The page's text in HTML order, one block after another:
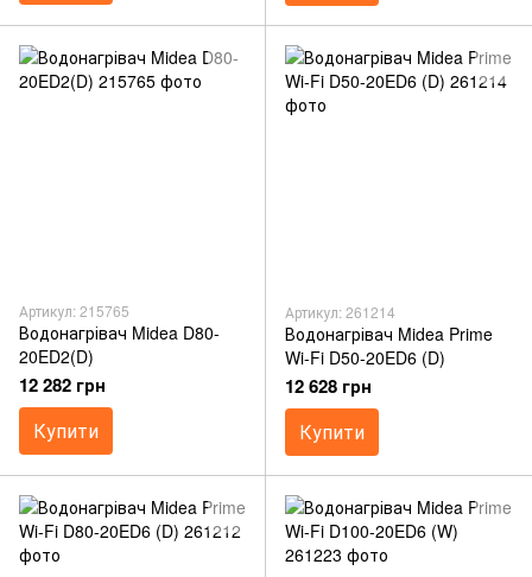
Артикул: 215765
Водонагрівач Midea D80-
20ED2(D)
12 282 грн
Купити
Артикул: 261214
Водонагрівач Midea Prime
Wi-Fi D50-20ED6 (D)
12 628 грн
Купити